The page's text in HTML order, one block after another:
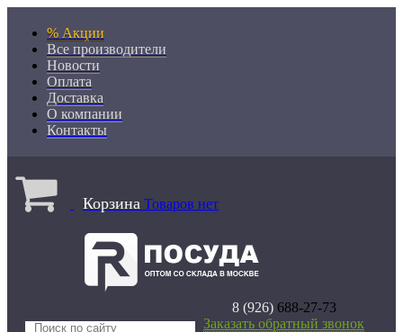
% Акции
Все производители
Новости
Оплата
Доставка
О компании
Контакты
Корзина Товаров нет
8 (926)688-27-73
Заказать обратный звонок